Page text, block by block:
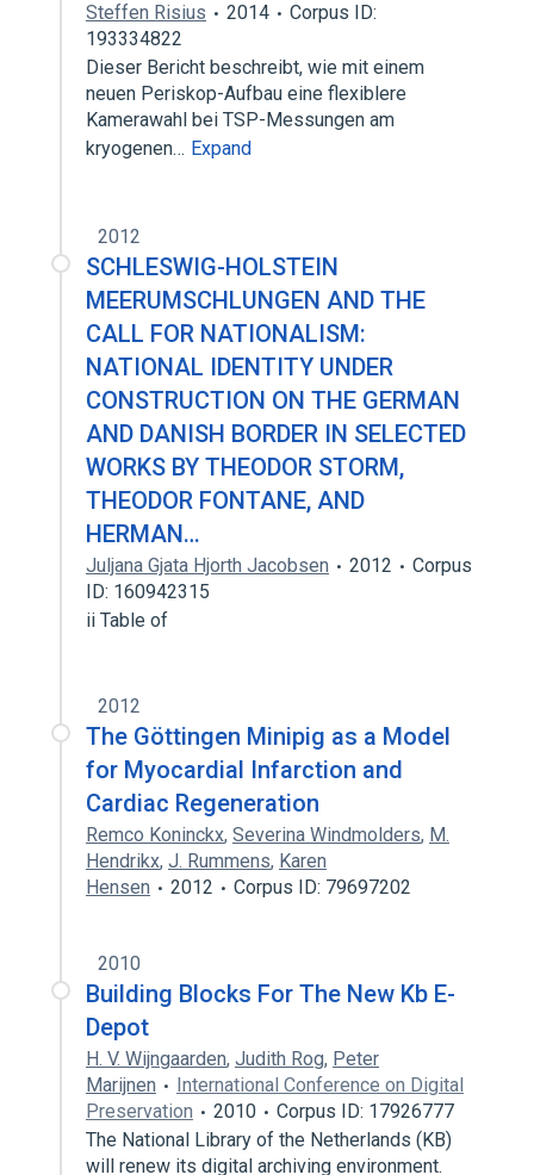
Steffen Risius 2014
Corpus ID:
193334822
Dieser Bericht beschreibt, wie mit einem
neuen Periskop-Aufbau eine flexiblere
Kamerawahl bei TSP-Messungen am
kryogenen… Expand
2012
SCHLESWIG-HOLSTEIN
MEERUMSCHLUNGEN AND THE
CALL FOR NATIONALISM:
NATIONAL IDENTITY UNDER
CONSTRUCTION ON THE GERMAN
AND DANISH BORDER IN SELECTED
WORKS BY THEODOR STORM,
THEODOR FONTANE, AND
HERMAN…
Juljana Gjata Hjorth Jacobsen 2012
Corpus
ID: 160942315
ii Table of
2012
The Göttingen Minipig as a Model
for Myocardial Infarction and
Cardiac Regeneration
Remco Koninckx, Severina Windmolders, M.
Hendrikx, J. Rummens, Karen
Hensen
2012 Corpus ID: 79697202
2010
Building Blocks For The New Kb E-
Depot
H. V. Wijngaarden, Judith Rog, Peter
Marijnen
International Conference on Digital
Preservation
2010
Corpus ID: 17926777
The National Library of the Netherlands (KB)
will renew its digital archiving environment.